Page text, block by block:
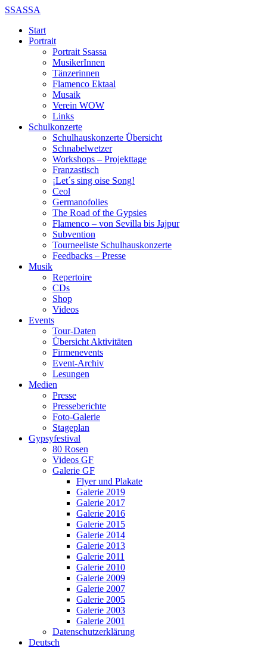
SSASSA
Start
Portrait
Portrait Ssassa
MusikerInnen
Tänzerinnen
Flamenco Ektaal
Musaik
Verein WOW
Links
Schulkonzerte
Schulhauskonzerte Übersicht
Schnabelwetzer
Workshops – Projekttage
Franzastisch
¡Let´s sing oise Song!
Ceol
Germanofolies
The Road of the Gypsies
Flamenco – von Sevilla bis Jajpur
Subvention
Tourneeliste Schulhauskonzerte
Feedbacks – Presse
Musik
Repertoire
CDs
Shop
Videos
Events
Tour-Daten
Übersicht Aktivitäten
Firmenevents
Event-Archiv
Lesungen
Medien
Presse
Presseberichte
Foto-Galerie
Stageplan
Gypsyfestival
80 Rosen
Videos GF
Galerie GF
Flyer und Plakate
Galerie 2019
Galerie 2017
Galerie 2016
Galerie 2015
Galerie 2014
Galerie 2013
Galerie 2011
Galerie 2010
Galerie 2009
Galerie 2007
Galerie 2005
Galerie 2003
Galerie 2001
Datenschutzerklärung
Deutsch